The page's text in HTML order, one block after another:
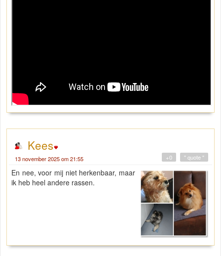
Kees
13 november 2025 om 21:55 " quote "
+0
En nee, voor mij niet herkenbaar, maar
ik heb heel andere rassen.